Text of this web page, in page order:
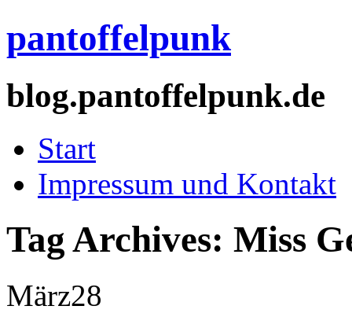
pantoffelpunk
blog.pantoffelpunk.de
Start
Impressum und Kontakt
Tag Archives: Miss
März28